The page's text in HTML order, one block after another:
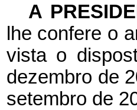
A
lhe confere o
vista o
dezembro de
setembro de